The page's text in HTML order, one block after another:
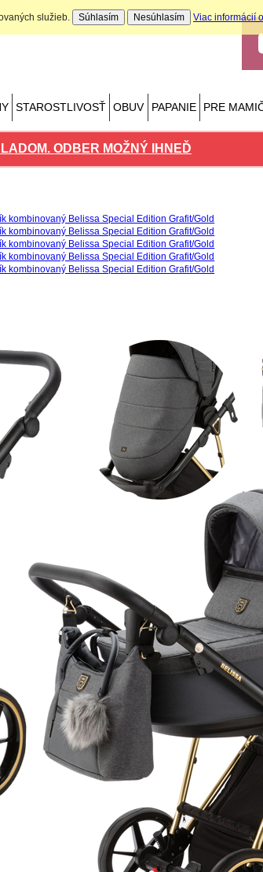
STAROSTLIVOSŤ OBUV PAPANIE PRE
ODBER MOŽNÝ IHNEĎ
Nákupný košík
služieb. Súhlasím Nesúhlasím Viac informácií